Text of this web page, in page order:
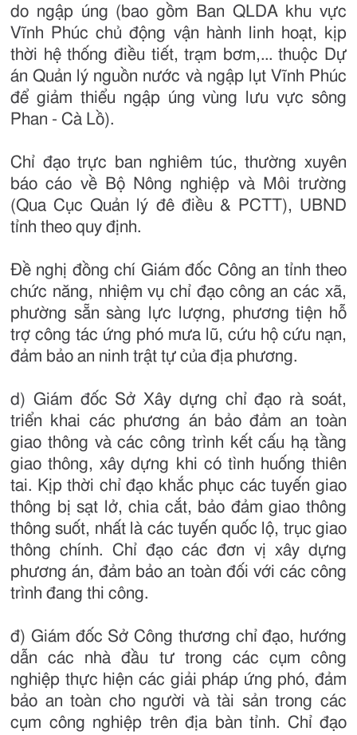
do ngập úng (bao gồm Ban QLDA khu vực
Vĩnh Phúc chủ động vận hành linh hoạt, kịp
thời hệ thống điều tiết, trạm bơm,... thuộc Dự
án Quản lý nguồn nước và ngập lụt Vĩnh Phúc
để giảm thiểu ngập úng vùng lưu vực sông
Phan - Cà Lồ).
Chỉ đạo trực ban nghiêm túc, thường xuyên
báo cáo về Bộ Nông nghiệp và Môi trường
(Qua Cục Quản lý đê điều & PCTT), UBND
tỉnh theo quy định.
Đề nghị đồng chí Giám đốc Công an tỉnh theo
chức năng, nhiệm vụ chỉ đạo công an các xã,
phường sẵn sàng lực lượng, phương tiện hỗ
trợ công tác ứng phó mưa lũ, cứu hộ cứu nạn,
đảm bảo an ninh trật tự của địa phương.
d) Giám đốc Sở Xây dựng chỉ đạo rà soát,
triển khai các phương án bảo đảm an toàn
giao thông và các công trình kết cấu hạ tầng
giao thông, xây dựng khi có tình huống thiên
tai. Kịp thời chỉ đạo khắc phục các tuyến giao
thông bị sạt lở, chia cắt, bảo đảm giao thông
thông suốt, nhất là các tuyến quốc lộ, trục giao
thông chính. Chỉ đạo các đơn vị xây dựng
phương án, đảm bảo an toàn đối với các công
trình đang thi công.
đ) Giám đốc Sở Công thương chỉ đạo, hướng
dẫn các nhà đầu tư trong các cụm công
nghiệp thực hiện các giải pháp ứng phó, đảm
bảo an toàn cho người và tài sản trong các
cụm công nghiệp trên địa bàn tỉnh. Chỉ đạo